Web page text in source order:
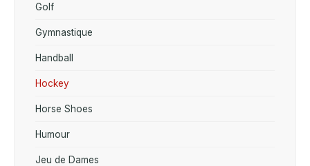
Golf
Gymnastique
Handball
Hockey
Horse Shoes
Humour
Jeu de Dames